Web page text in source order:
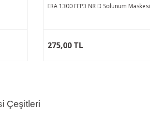
ERA 1300 FFP3 NR D Solunum Maskesi
275,00 TL
Çeşitleri